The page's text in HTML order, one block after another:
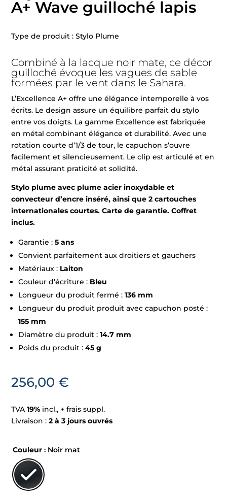
A+ Wave guilloché lapis
Type de produit : Stylo Plume
Combiné à la lacque noir mate, ce décor
guilloché évoque les vagues de sable
formées par le vent dans le Sahara.
L’Excellence A+ offre une élégance intemporelle à vos
écrits. Le design assure un équilibre parfait du stylo
entre vos doigts. La gamme Excellence est fabriquée
en métal combinant élégance et durabilité. Avec une
rotation courte d’1/3 de tour, le capuchon s’ouvre
facilement et silencieusement. Le clip est articulé et en
métal assurant praticité et solidité.
Stylo plume avec plume acier inoxydable et
convecteur d’encre inséré, ainsi que 2 cartouches
internationales courtes. Carte de garantie. Coffret
inclus.
Garantie :5 ans
Convient parfaitement aux droitiers et gauchers
Matériaux : Laiton
Couleur d’écriture : Bleu
Longueur du produit fermé :136 mm
Longueur du produit produit avec capuchon posté :
155 mm
Diamètre du produit :14.7 mm
Poids du produit :45 g
256,00€
TVA19% incl., + frais suppl.
Livraison :2 à 3 jours ouvrés
Couleur : Noir mat